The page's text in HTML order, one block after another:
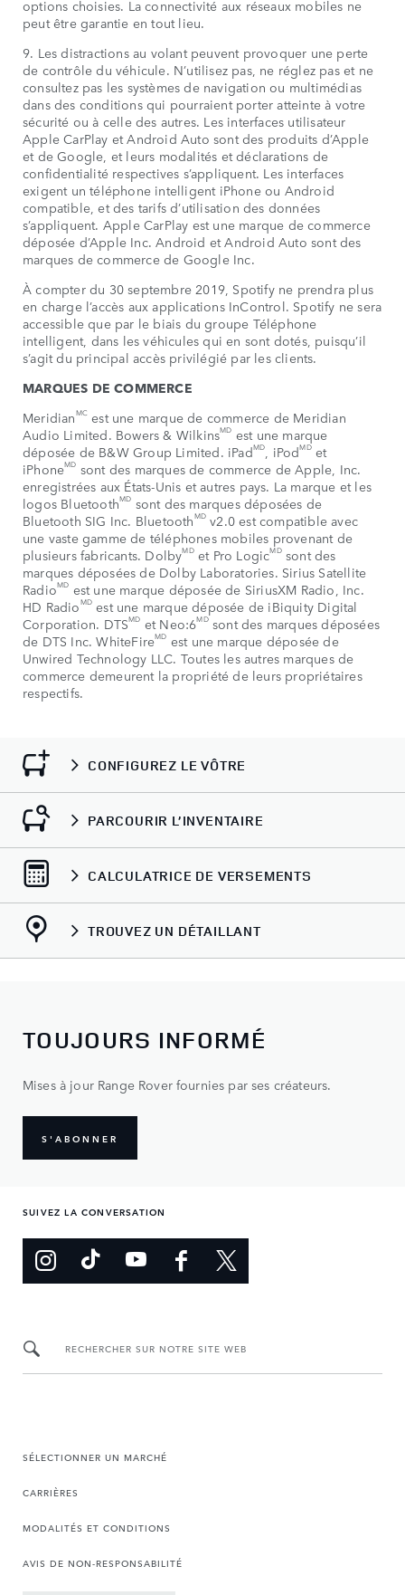
options choisies. La connectivité aux réseaux mobiles ne
peut être garantie en tout lieu.
9. Les distractions au volant peuvent provoquer une perte
de contrôle du véhicule. N’utilisez pas, ne réglez pas et ne
consultez pas les systèmes de navigation ou multimédias
dans des conditions qui pourraient porter atteinte à votre
sécurité ou à celle des autres. Les interfaces utilisateur
Apple CarPlay et Android Auto sont des produits d’Apple
et de Google, et leurs modalités et déclarations de
confidentialité respectives s’appliquent. Les interfaces
exigent un téléphone intelligent iPhone ou Android
compatible, et des tarifs d’utilisation des données
s’appliquent. Apple CarPlay est une marque de commerce
déposée d’Apple Inc. Android et Android Auto sont des
marques de commerce de Google Inc.
À compter du 30 septembre 2019, Spotify ne prendra plus
en charge l’accès aux applications InControl. Spotify ne sera
accessible que par le biais du groupe Téléphone
intelligent, dans les véhicules qui en sont dotés, puisqu’il
s’agit du principal accès privilégié par les clients.
MARQUES DE COMMERCE
MeridianMC est une marque de commerce de Meridian
Audio Limited. Bowers & WilkinsMD est une marque
déposée de B&W Group Limited. iPadMD, iPodMDet
iPhoneMD sont des marques de commerce de Apple, Inc.
enregistrées aux États-Unis et autres pays. La marque et les
logos BluetoothMD sont des marques déposées de
Bluetooth SIG Inc. BluetoothMD v2.0 est compatible avec
une vaste gamme de téléphones mobiles provenant de
plusieurs fabricants. DolbyMDet Pro LogicMDsont des
marques déposées de Dolby Laboratories. Sirius Satellite
RadioMD est une marque déposée de SiriusXM Radio, Inc.
HD RadioMD est une marque déposée de iBiquity Digital
Corporation. DTSMD et Neo:6MDsont des marques déposées
de DTS Inc. WhiteFireMD est une marque déposée de
Unwired Technology LLC. Toutes les autres marques de
commerce demeurent la propriété de leurs propriétaires
respectifs.
CONFIGUREZ LE VÔTRE
PARCOURIR L’INVENTAIRE
CALCULATRICE DE VERSEMENTS
TROUVEZ UN DÉTAILLANT
TOUJOURS INFORMÉ
Mises à jour Range Rover fournies par ses créateurs.
S'ABONNER
SUIVEZ LA CONVERSATION
RECHERCHER SUR NOTRE SITE WEB
SÉLECTIONNER UN MARCHÉ
CARRIÈRES
MODALITÉS ET CONDITIONS
AVIS DE NON-RESPONSABILITÉ